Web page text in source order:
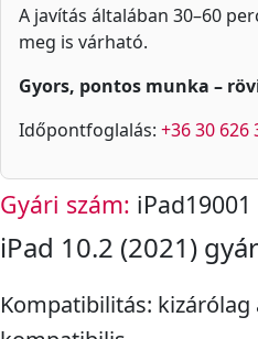
A javítás általában 30–60
meg is várható.
Gyors, pontos munka –
Időpontfoglalás: +36 30 626
Gyári szám: iPad19001
iPad 10.2 (2021)
Kompatibilitás: kizárólag